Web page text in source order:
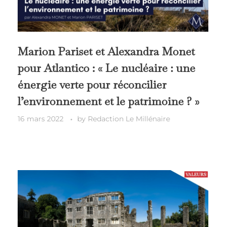
Marion Pariset et Alexandra Monet
pour Atlantico : « Le nucléaire : une
énergie verte pour réconcilier
l’environnement et le patrimoine ? »
16 mars 2022 by Redaction Le Millénaire